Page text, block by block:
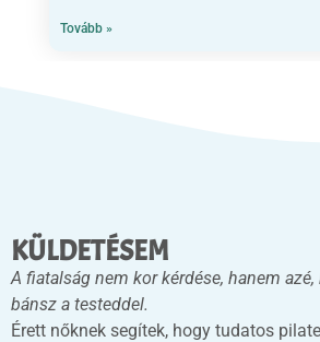
Tovább »
KÜLDETÉSEM
A fiatalság nem kor kérdése, hanem azé,
bánsz a testeddel.
Érett nőknek segítek, hogy tudatos